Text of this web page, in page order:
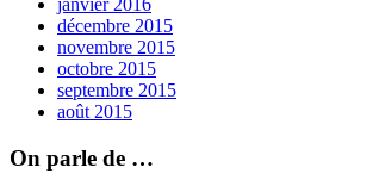
janvier 2016
décembre 2015
novembre 2015
octobre 2015
septembre 2015
août 2015
On parle de …